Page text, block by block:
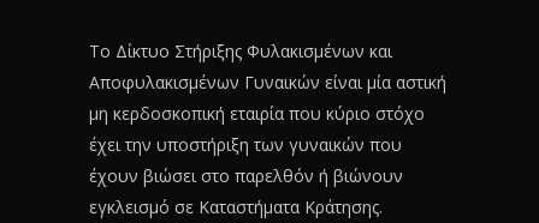
Το Δίκτυο Στήριξης Φυλακισμένων και
Αποφυλακισμένων Γυναικών είναι μία αστική
μη κερδοσκοπική εταιρία που κύριο στόχο
έχει την υποστήριξη των γυναικών που
έχουν βιώσει στο παρελθόν ή βιώνουν
εγκλεισμό σε Καταστήματα Κράτησης.